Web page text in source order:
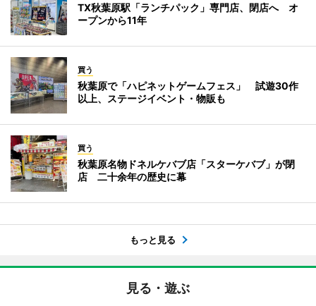
TX秋葉原駅「ランチパック」専門店、閉店へ オ
ープンから11年
買う
秋葉原で「ハピネットゲームフェス」 試遊30作
以上、ステージイベント・物販も
買う
秋葉原名物ドネルケバブ店「スターケバブ」が閉
店 二十余年の歴史に幕
もっと見る
見る・遊ぶ